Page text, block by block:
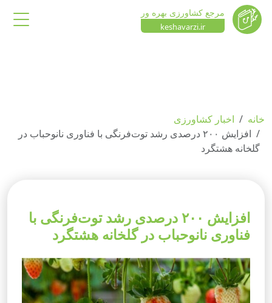
مرجع کشاورزی بهره ور
keshavarzi.ir
خانه
اخبار کشاورزی
افزایش ۲۰۰ درصدی رشد توت‌فرنگی با فناوری نانوحباب در
گلخانه هشتگرد
افزایش ۲۰۰ درصدی رشد توت‌فرنگی با
فناوری نانوحباب در گلخانه هشتگرد